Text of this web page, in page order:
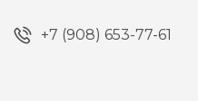
+7 (908) 653-77-61